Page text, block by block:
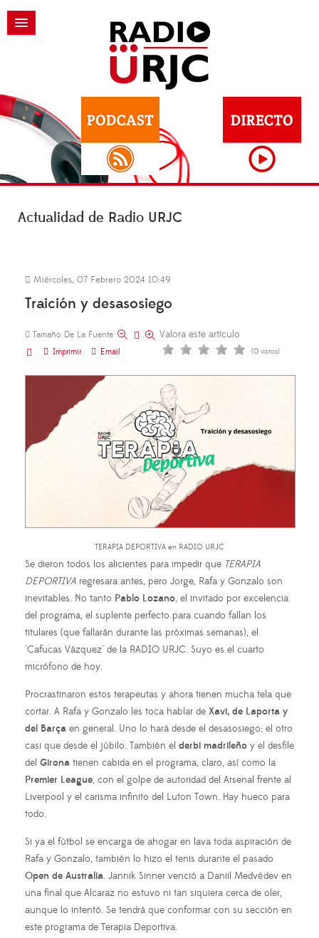
Actualidad de Radio URJC
Miércoles, 07 Febrero 2024 10:49
Traición y desasosiego
Tamaño De La Fuente
Imprimir
Email
Valora este artículo
(0 votos)
TERAPIA DEPORTIVA en RADIO URJC
Se dieron todos los alicientes para impedir que TERAPIA
DEPORTIVA regresara antes, pero Jorge, Rafa y Gonzalo son
inevitables. No tanto Pablo Lozano, el invitado por excelencia
del programa, el suplente perfecto para cuando fallan los
titulares (que fallarán durante las próximas semanas), el
"Cafucas Vázquez" de la RADIO URJC. Suyo es el cuarto
micrófono de hoy.
Procrastinaron estos terapeutas y ahora tienen mucha tela que
cortar. A Rafa y Gonzalo les toca hablar de Xavi, de Laporta y
del Barça en general. Uno lo hará desde el desasosiego; el otro
casi que desde el júbilo. También el derbi madrileño y el desfile
del Girona tienen cabida en el programa, claro, así como la
Premier League, con el golpe de autoridad del Arsenal frente al
Liverpool y el carisma infinito del Luton Town. Hay hueco para
todo.
Si ya el fútbol se encarga de ahogar en lava toda aspiración de
Rafa y Gonzalo, también lo hizo el tenis durante el pasado
Open de Australia. Jannik Sinner venció a Daniil Medvédev en
una final que Alcaraz no estuvo ni tan siquiera cerca de oler,
aunque lo intentó. Se tendrá que conformar con su sección en
este programa de Terapia Deportiva.